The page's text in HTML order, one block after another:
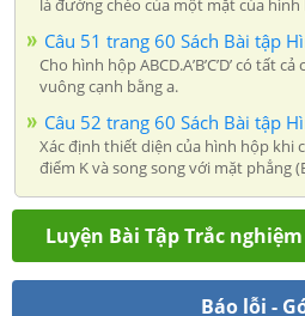
là đường chéo của một mặt của hình
Câu 51 trang 60 Sách Bài tập
Cho hình hộp ABCD.A’B’C’D’ có tất
vuông cạnh bằng a.
Câu 52 trang 60 Sách Bài tập
Xác định thiết diện của hình hộp khi
điểm K và song song với mặt phẳng
Luyện Bài Tập Trắc
Báo lỗi -